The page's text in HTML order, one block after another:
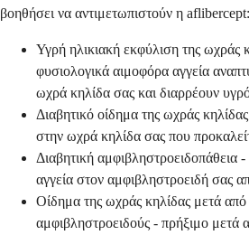
βοηθήσει να αντιμετωπιστούν η aflibercept:
Υγρή ηλικιακή εκφύλιση της
φυσιολογικά αιμοφόρα αγγεία
ωχρά κηλίδα σας και διαρρέουν
Διαβητικό οίδημα της ωχράς
στην ωχρά κηλίδα σας που
Διαβητική αμφιβληστροειδοπάθεια
αγγεία στον αμφιβληστροειδή σας
Οίδημα της ωχράς κηλίδας μετά
αμφιβληστροειδούς - πρήξιμο μετά